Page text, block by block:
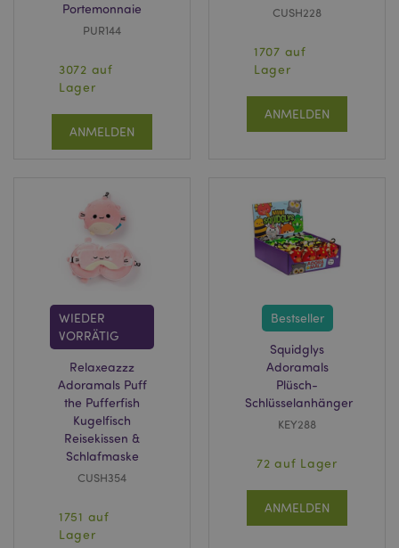
Portemonnaie
PUR144
3072 auf
Lager
ANMELDEN
CUSH228
1707 auf
Lager
ANMELDEN
WIEDER
VORRÄTIG
Relaxeazzz
Adoramals Puff
the Pufferfish
Kugelfisch
Reisekissen &
Schlafmaske
CUSH354
1751 auf
Lager
Bestseller
Squidglys
Adoramals
Plüsch-
Schlüsselanhänger
KEY288
72 auf Lager
ANMELDEN